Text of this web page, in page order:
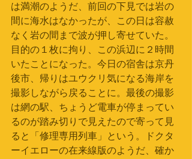
は満潮のようだ、前回の下見では岩の
間に海水はなかったが、この日は容赦
なく岩の間まで波が押し寄せていた。
目的の１枚に拘り、この浜辺に２時間
いたことになった。今日の宿舎は京丹
後市、帰りはユウクリ気になる海岸を
撮影しながら戻ることに。最後の撮影
は網の駅、ちょうど電車が停まってい
るのが踏み切りで見えたので寄って見
ると「修理専用列車」という。ドクタ
ーイエローの在来線版のようだ、確か